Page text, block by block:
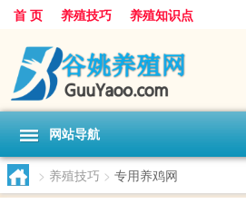
首 页 养殖技巧 养殖知识点
网站导航
> 养殖技巧 > 专用养鸡网